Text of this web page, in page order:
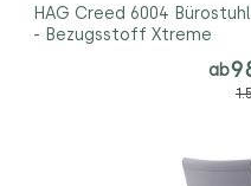
HAG Creed 6004
- Bezugsstoff Xtreme
ab